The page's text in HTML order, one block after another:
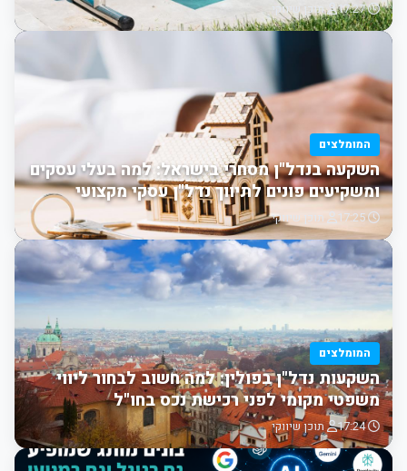
17:27 תוכן שיווקי
המומלצים
השקעה בנדל"ן מסחרי בישראל: למה בעלי עסקים
ומשקיעים פונים לתיווך נדל"ן עסקי מקצועי
17:25 תוכן שיווקי
המומלצים
השקעות נדל"ן בפולין: למה חשוב לבחור ליווי
משפטי מקומי לפני רכישת נכס בחו"ל
17:24 תוכן שיווקי